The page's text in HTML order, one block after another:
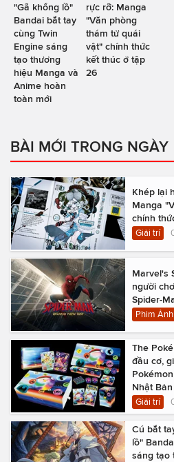
"Gã khổng lồ"
Bandai bắt tay
cùng Twin
Engine sáng
tạo thương
hiệu Manga và
Anime hoàn
toàn mới
rực rỡ: Manga
"Văn phòng
thám tử quái
vật" chính thức
kết thúc ở tập
26
BÀI MỚI TRONG NGÀY
Khép lại
Manga
chính
Giải trí
Marvel's
người
Spider-
Phim Ảnh
The
đầu cơ,
Nhật Bản
Giải trí
Cú bắt
lồ"
sáng tạo